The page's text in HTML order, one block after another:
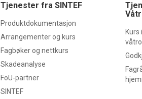
Tjenester fra SINTEF
Produktdokumentasjon
Arrangementer og kurs
Fagbøker og nettkurs
Skadeanalyse
FoU-partner
SINTEF
Kurs